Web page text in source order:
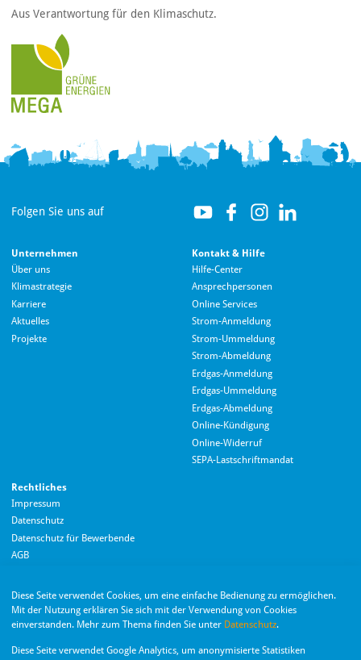
Aus Verantwortung für den Klimaschutz.
Folgen Sie uns auf
Unternehmen
Über uns
Klimastrategie
Karriere
Aktuelles
Projekte
Kontakt & Hilfe
Hilfe-Center
Ansprechpersonen
Online Services
Strom-Anmeldung
Strom-Ummeldung
Strom-Abmeldung
Erdgas-Anmeldung
Erdgas-Ummeldung
Erdgas-Abmeldung
Online-Kündigung
Online-Widerruf
SEPA-Lastschriftmandat
Rechtliches
Impressum
Datenschutz
Datenschutz für Bewerbende
AGB
GmbH ist eine Tochter­gesellschaft der Stadt Monheim
Diese Seite verwendet Cookies, um eine einfache Bedienung zu ermöglichen.
Mit der Nutzung erklären Sie sich mit der Verwendung von Cookies
einverstanden. Mehr zum Thema finden Sie unter Datenschutz.
Diese Seite verwendet Google Analytics, um anonymisierte Statistiken
Wir nutzen Langdock zur Bereitstellung eines KI-Chatbots. Mit dem Laden des
Chatbots erklären Sie sich mit der
Datenschutzerklärung von Langdock